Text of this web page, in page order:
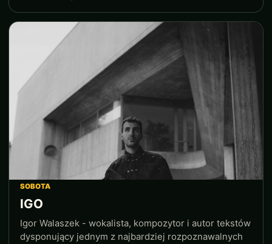
SOBOTA
IGO
Igor Walaszek - wokalista, kompozytor i autor tekstów
dysponujący jednym z najbardziej rozpoznawalnych